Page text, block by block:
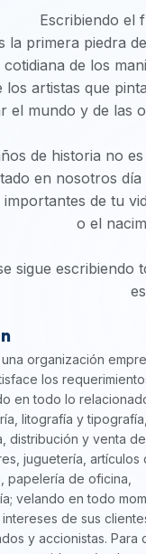
Escribiendo el
la primera piedra
de los
artistas que
el mundo y de las
de historia no
en nosotros
importantes de tu
o el
sigue
organización
los
en todo lo
litografía y
distribución y venta
juguetería, artículos
papelería de oficina,
velando en todo
de sus
y accionistas. Para